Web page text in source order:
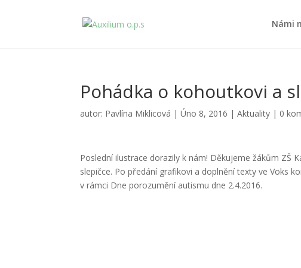
Námi
Pohádka o kohoutkovi a
autor: Pavlína Miklicová |Úno 8, 2016 |Aktuality | 0
Poslední ilustrace dorazily k nám! Děkujeme žákům ZŠ
slepičce. Po předání grafikovi a doplnění texty ve Voks
v rámci Dne porozumění autismu dne 2.4.2016.